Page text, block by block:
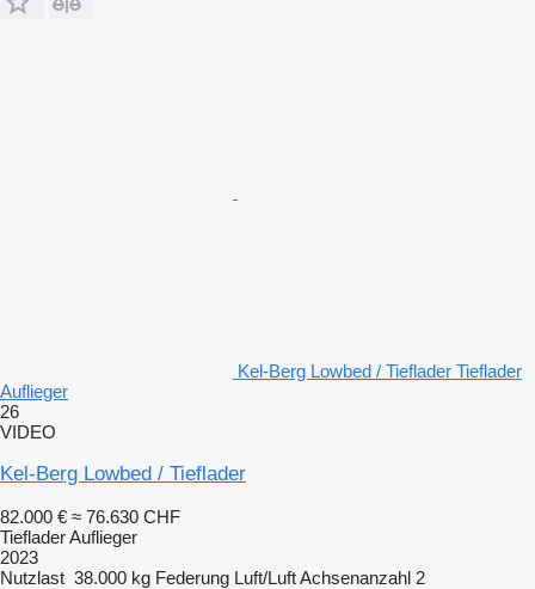
Kel-Berg Lowbed / Tieflader Tieflader
Auflieger
26
VIDEO
Kel-Berg Lowbed / Tieflader
82.000 € ≈ 76.630 CHF
Tieflader Auflieger
2023
Nutzlast 38.000 kg Federung Luft/LuftAchsenanzahl 2